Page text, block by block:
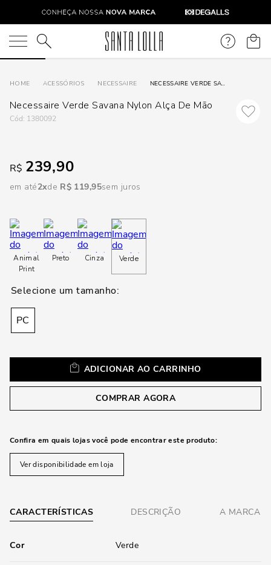
O que você está procurando?
ACESSÓRIOS NECESSAIRE NECESSAIRE VERDE SAVANA NYLON ALÇA DE MÃO
Necessaire Verde Savana Nylon Alça De Mão
: 1380092
R$ 239,90
em até2 R$ 119,95sem juros
Animal
Print
Preto Cinza Verde
PC
ADICIONAR AO CARRINHO
COMPRAR AGORA
Confira em quais lojas você pode encontrar este produto:
Ver disponibilidade em loja
CARACTERÍSTICAS DESCRIÇÃO A MARCA
Cor Verde